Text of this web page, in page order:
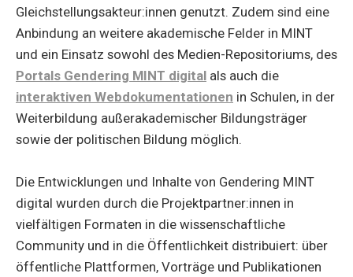
Gleichstellungsakteur:innen genutzt. Zudem sind eine
Anbindung an weitere akademische Felder in MINT
und ein Einsatz sowohl des Medien-Repositoriums, des
Portals Gendering MINT digital als auch die
interaktiven Webdokumentationen in Schulen, in der
Weiterbildung außerakademischer Bildungsträger
sowie der politischen Bildung möglich.
Die Entwicklungen und Inhalte von Gendering MINT
digital wurden durch die Projektpartner:innen in
vielfältigen Formaten in die wissenschaftliche
Community und in die Öffentlichkeit distribuiert: über
öffentliche Plattformen, Vorträge und Publikationen